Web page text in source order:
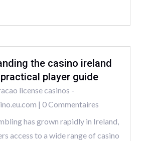
the casino ireland
player guide
license casinos -
| 0 Commentaires
has grown rapidly in Ireland,
access to a wide range of casino